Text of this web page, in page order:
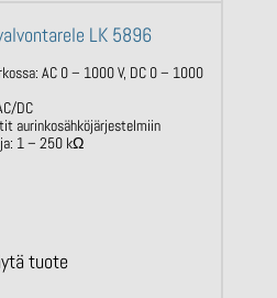
LK 5896
AC 0 – 1000V, DC 0 – 1000
DC
aurinkosähköjärjestelmiin
1 – 250 kΩ
tuote